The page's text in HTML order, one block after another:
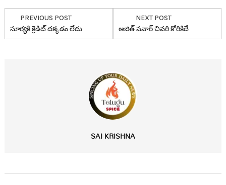
PREVIOUS POST
సూర్య‌కి క్రెడిట్ ద‌క్క‌డం లేదు
NEXT POST
అజిత్ ప‌వార్ చివ‌రి కోరికిదే
SAI KRISHNA